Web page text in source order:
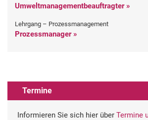
Umweltmanagementbeauftragter »
Lehrgang – Prozessmanagement
Prozessmanager »
Termine
Informieren Sie sich hier über Termine